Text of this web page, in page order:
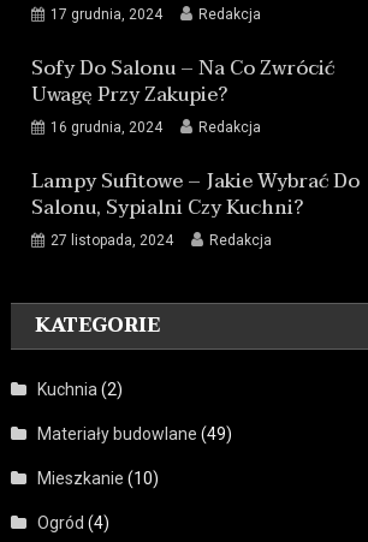
17 grudnia, 2024 Redakcja
Sofy Do Salonu – Na Co Zwrócić
Uwagę Przy Zakupie?
16 grudnia, 2024 Redakcja
Lampy Sufitowe – Jakie Wybrać Do
Salonu, Sypialni Czy Kuchni?
27 listopada, 2024 Redakcja
KATEGORIE
Kuchnia (2)
Materiały budowlane (49)
Mieszkanie (10)
Ogród (4)